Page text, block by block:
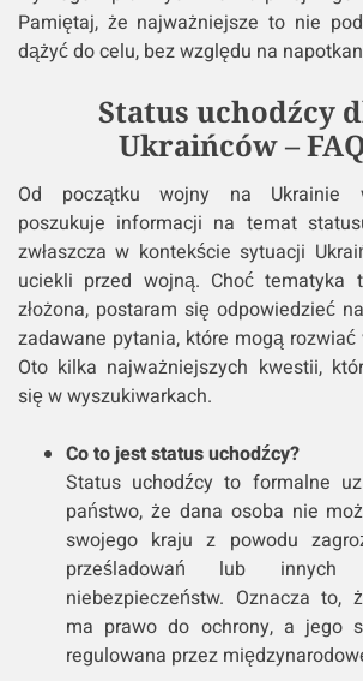
Pamiętaj, że najważniejsze to nie
dążyć do celu, bez względu na
Status uchodźcy
Ukraińców –
Od początku wojny na Ukrainie
poszukuje informacji na temat
zwłaszcza w kontekście sytuacji
uciekli przed wojną. Choć tematyka
złożona, postaram się odpowiedzieć
zadawane pytania, które mogą
Oto kilka najważniejszych kwestii,
się w wyszukiwarkach.
Co to jest status uchodźcy?
Status uchodźcy to formalne
państwo, że dana osoba nie
swojego kraju z powodu
prześladowań lub innych
niebezpieczeństw. Oznacza to,
ma prawo do ochrony, a jego
regulowana przez